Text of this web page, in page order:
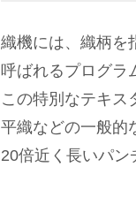
織機には、織柄を
呼ばれるプログラ
この特別なテキス
平織などの一般的
20倍近く長いパン